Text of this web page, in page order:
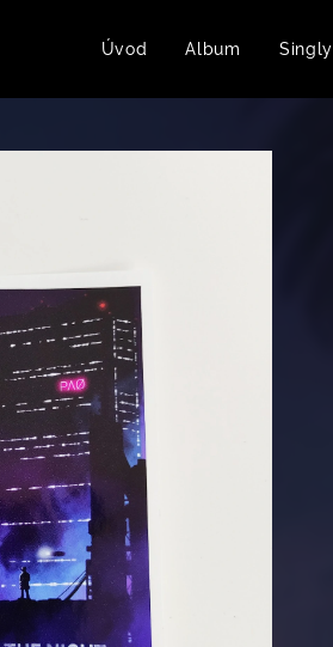
Úvod Album Singly